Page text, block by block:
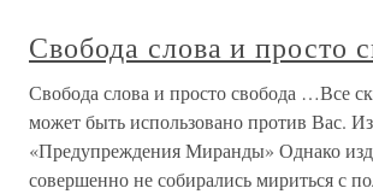
Свобода слова и просто
Свобода слова и просто свобода …Все
может быть использовано против Вас. Из
«Предупреждения Миранды» Однако
совершенно не собирались мириться с